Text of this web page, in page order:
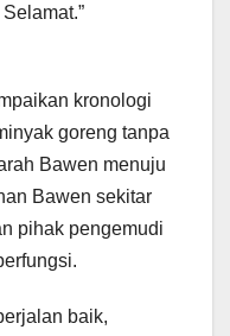
kronologi
goreng tanpa
Bawen menuju
Bawen sekitar
pihak pengemudi
baik,